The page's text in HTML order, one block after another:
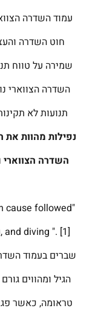
עמוד השדרה
חוט השדרה
שמירה על טווח
השדרה הצווארי
תנועות לא
נפילות מהוות
השדרה הצווארי
cause followed
diving ". [1]
שברים בעמוד
הגיל ומהווים